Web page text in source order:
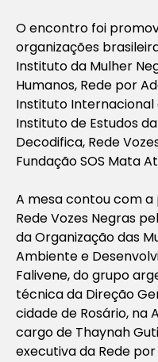
O encontro foi
organizações
Instituto da Mulher
Humanos, Rede por
Instituto Internacional
Instituto de Estudos
Decodifica, Rede
Fundação SOS Mata
A mesa contou com a
Rede Vozes Negras
da Organização das
Ambiente e
Falivene, do grupo
técnica da Direção
cidade de Rosário, na
cargo de Thaynah
executiva da Rede